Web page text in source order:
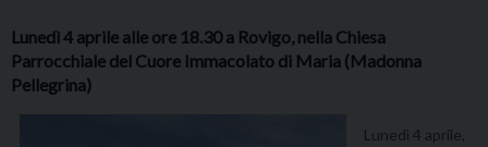
Lunedì 4 aprile alle ore 18.30 a Rovigo, nella Chiesa
Parrocchiale del Cuore Immacolato di Maria (Madonna
Pellegrina)
Lunedì 4 aprile,